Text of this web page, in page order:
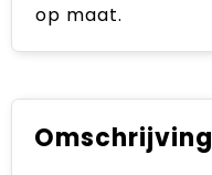
op maat.
Omschrijving